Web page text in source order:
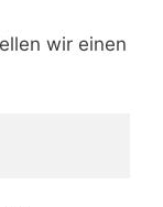
wir einen